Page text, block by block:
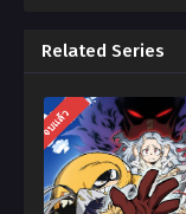
Related Series
จบแล้ว